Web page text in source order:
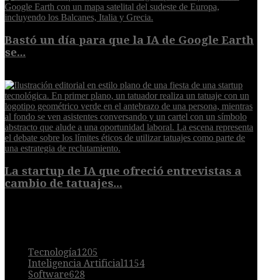
Bastó un día para que la IA de Google Earth
se...
La startup de IA que ofreció entrevistas a
cambio de tatuajes...
Tecnología1205
Inteligencia Artificial1154
Software628